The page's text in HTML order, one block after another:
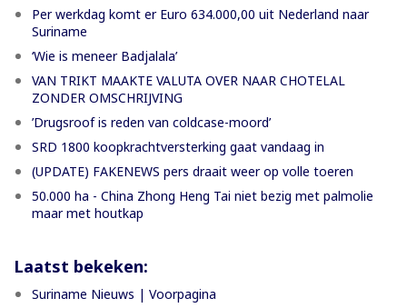
Per werkdag komt er Euro 634.000,00 uit Nederland naar
Suriname
‘Wie is meneer Badjalala’
VAN TRIKT MAAKTE VALUTA OVER NAAR CHOTELAL
ZONDER OMSCHRIJVING
’Drugsroof is reden van coldcase-moord’
SRD 1800 koopkrachtversterking gaat vandaag in
(UPDATE) FAKENEWS pers draait weer op volle toeren
50.000 ha - China Zhong Heng Tai niet bezig met palmolie
maar met houtkap
Laatst bekeken:
Suriname Nieuws | Voorpagina